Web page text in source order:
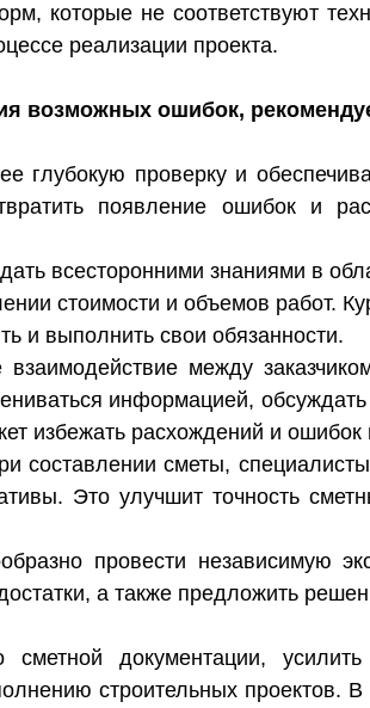
которые не соответствуют
реализации проекта.
возможных ошибок,
проверку и
появление ошибок и
всесторонними знаниями в
стоимости и объемов работ.
и выполнить свои обязанности.
между
информацией,
избежать расхождений и ошибок
составлении сметы,
Это улучшит точность
провести независимую
а также предложить
документации,
строительных проектов. В